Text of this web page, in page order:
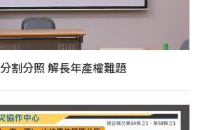
割分照 解長年產權難題